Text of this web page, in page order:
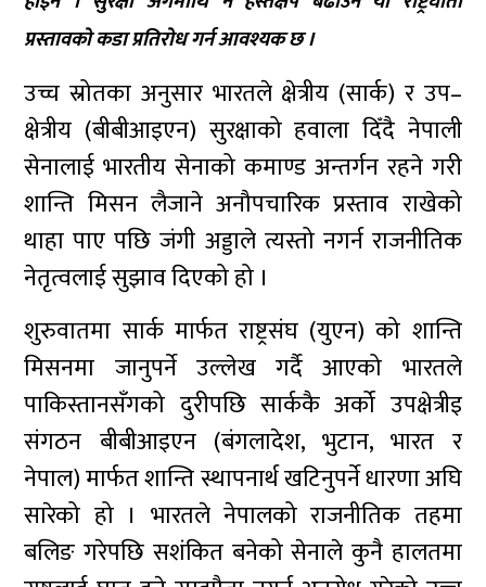
प्रस्तावको कडा प्रतिरोध गर्न आवश्यक छ ।
उच्च स्रोतका अनुसार भारतले क्षेत्रीय (सार्क) र उप–
क्षेत्रीय (बीबीआइएन) सुरक्षाको हवाला दिँदै नेपाली
सेनालाई भारतीय सेनाको कमाण्ड अन्तर्गन रहने गरी
शान्ति मिसन लैजाने अनौपचारिक प्रस्ताव राखेको
थाहा पाए पछि जंगी अड्डाले त्यस्तो नगर्न राजनीतिक
नेतृत्वलाई सुझाव दिएको हो ।
शुरुवातमा सार्क मार्फत राष्ट्रसंघ (युएन) को शान्ति
मिसनमा जानुपर्ने उल्लेख गर्दै आएको भारतले
पाकिस्तानसँगको दुरीपछि सार्ककै अर्को उपक्षेत्रीइ
संगठन बीबीआइएन (बंगलादेश, भुटान, भारत र
नेपाल) मार्फत शान्ति स्थापनार्थ खटिनुपर्ने धारणा अघि
सारेको हो । भारतले नेपालको राजनीतिक तहमा
बलिङ गरेपछि सशंकित बनेको सेनाले कुनै हालतमा